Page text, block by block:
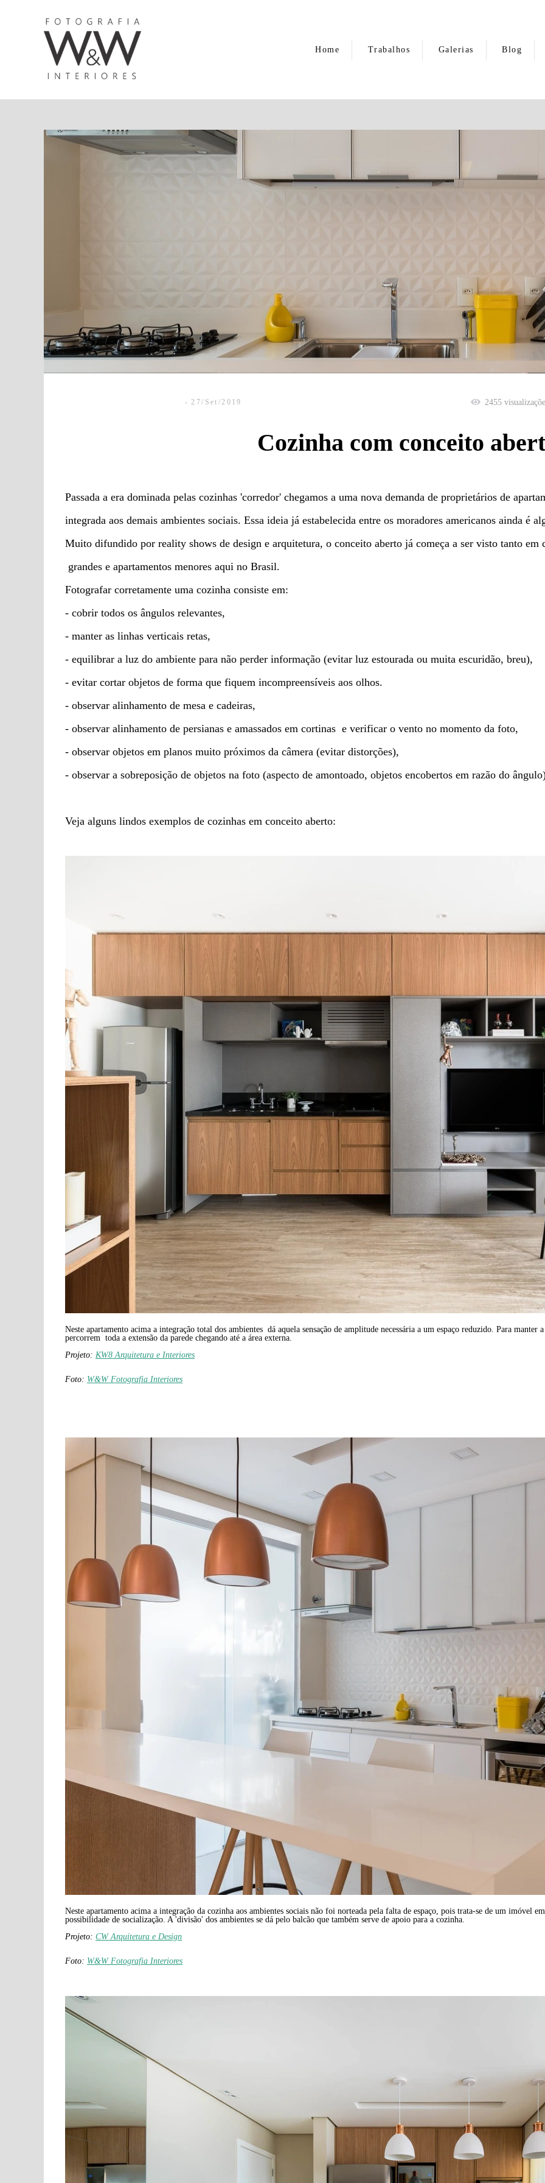
Home Trabalhos Galerias Blog
27/Set/2019
Cozinha com conceito
2455
Passada a era dominada pelas cozinhas 'corredor' chegamos a uma nova demanda de proprietários de
integrada aos demais ambientes sociais. Essa ideia já estabelecida entre os moradores americanos ainda é
Muito difundido por reality shows de design e arquitetura, o conceito aberto já começa a ser visto tanto em
grandes e apartamentos menores aqui no Brasil.
Fotografar corretamente uma cozinha consiste em:
- cobrir todos os ângulos relevantes,
- manter as linhas verticais retas,
- equilibrar a luz do ambiente para não perder informação (evitar luz estourada ou muita escuridão, breu),
- evitar cortar objetos de forma que fiquem incompreensíveis aos olhos.
- observar alinhamento de mesa e cadeiras,
- observar alinhamento de persianas e amassados em cortinas e verificar o vento no momento da foto,
- observar objetos em planos muito próximos da câmera (evitar distorções),
- observar a sobreposição de objetos na foto (aspecto de amontoado, objetos encobertos em razão do
Veja alguns lindos exemplos de cozinhas em conceito aberto:
Neste apartamento acima a integração total dos ambientes dá aquela sensação de amplitude necessária a um espaço reduzido. Para manter
percorrem toda a extensão da parede chegando até a área externa.
Projeto: KW8 Arquitetura e Interiores
Foto: W&W Fotografia Interiores
Neste apartamento acima a integração da cozinha aos ambientes sociais não foi norteada pela falta de espaço, pois trata-se de um imóvel
possibilidade de socialização. A 'divisão' dos ambientes se dá pelo balcão que também serve de apoio para a cozinha.
Projeto: CW Arquitetura e Design
Foto: W&W Fotografia Interiores